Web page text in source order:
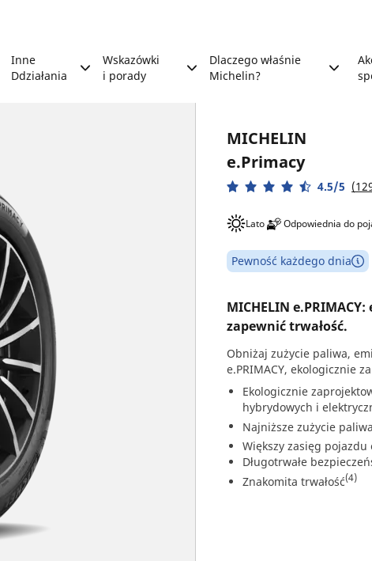
Inne
Ddziałania
Wskazówki
i porady
Dlaczego właśnie
Michelin?
MICHELIN
e.Primacy
4.5/5
Lato Odpowiednia do
Pewność każdego dnia
MICHELIN
zapewnić trwałość.
Obniżaj zużycie paliwa,
e.PRIMACY, ekologicznie
Ekologicznie
hybrydowych i
Najniższe zużycie
Większy zasięg
Długotrwałe
Znakomita trwałość(4)